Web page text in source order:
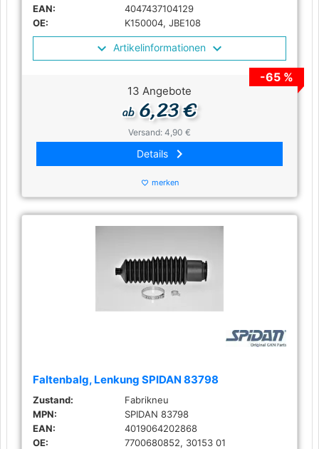
EAN:
4047437104129
OE:
K150004, JBE108
Artikelinformationen
-65 %
13 Angebote
ab6,23 €
Versand: 4,90 €
Details keyboard_arrow_right
favorite_border merken
Faltenbalg, Lenkung SPIDAN 83798
Zustand:
Fabrikneu
MPN:
SPIDAN 83798
EAN:
4019064202868
OE:
7700680852, 30153 01